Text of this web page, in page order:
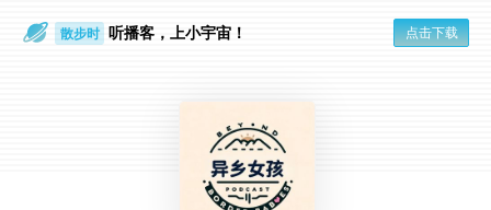
散步时 听播客，上小宇宙！ 点击下载